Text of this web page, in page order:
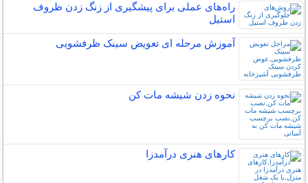
راه‌های عملی برای پیشگیری از زنگ زدن ظروف
استیل
آموزش مرحله ای تعویض سینک ظرفشویی
نحوه زدن شیشه مات کن
کارهای هنری درآمدزا